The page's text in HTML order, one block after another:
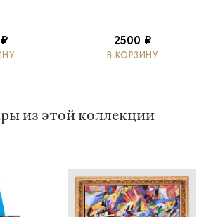
2500 ₽
В КОРЗИНУ
из этой коллекции